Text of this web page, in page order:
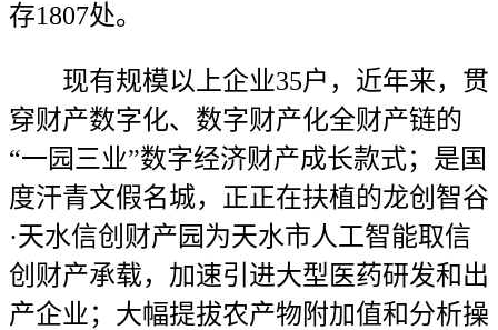
存1807处。
现有规模以上企业35户，近年来，贯
穿财产数字化、数字财产化全财产链的
“一园三业”数字经济财产成长款式；是国
度汗青文假名城，正正在扶植的龙创智谷
·天水信创财产园为天水市人工智能取信
创财产承载，加速引进大型医药研发和出
产企业；大幅提拔农产物附加值和分析操